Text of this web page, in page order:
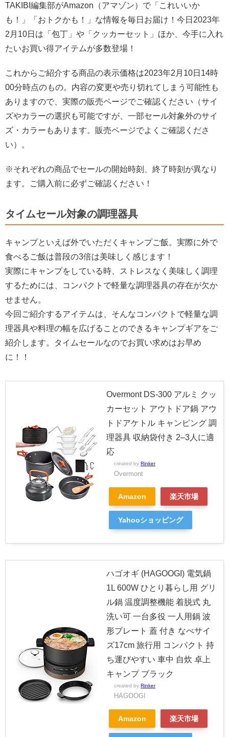
TAKIBI編集部がAmazon（アマゾン）で「これいいか
も！」「おトクかも！」な情報を毎日お届け！今日2023年
2月10日は「包丁」や「クッカーセット」ほか、今手に入れ
たいお買い得アイテムが多数登場！
これからご紹介する商品の表示価格は2023年2月10日14時
00分時点のもの。内容の変更や売り切れてしまう可能性も
ありますので、実際の販売ページでご確認ください（サイ
ズやカラーの選択も可能ですが、一部セール対象外のサイ
ズ・カラーもあります。販売ページでよくご確認くださ
い）。
※それぞれの商品でセールの開始時刻、終了時刻が異なり
ます。ご購入前に必ずご確認ください！
タイムセール対象の調理器具
キャンプといえば外でいただくキャンプご飯。実際に外で
食べるご飯は普段の3倍は美味しく感じます！
実際にキャンプをしている時、ストレスなく美味しく調理
するためには、コンパクトで軽量な調理器具の存在が欠か
せません。
今回ご紹介するアイテムは、そんなコンパクトで軽量な調
理器具や料理の幅を広げることのできるキャンプギアをご
紹介します。タイムセールなのでお買い求めはお早め
に！！
Overmont DS-300 アルミ クッ
カーセット アウトドア鍋 アウ
トドアケトル キャンピング 調
理器具 収納袋付き 2–3人に適
応
created by Rinker
Overmont
Amazon 楽天市場
Yahooショッピング
ハゴオギ (HAGOOGI) 電気鍋
1L 600W ひとり暮らし用 グリ
ル鍋 温度調整機能 着脱式 丸
洗い可 一台多役 一人用鍋 波
形プレート 蓋 付き なべサイ
ズ17cm 旅行用 コンパクト 持
ち運びやすい 車中 自炊 卓上
キャンプ ブラック
created by Rinker
HAGOOGI
Amazon 楽天市場